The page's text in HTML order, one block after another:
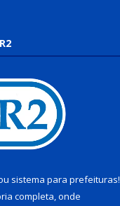
sistema para prefeituras!
completa, onde